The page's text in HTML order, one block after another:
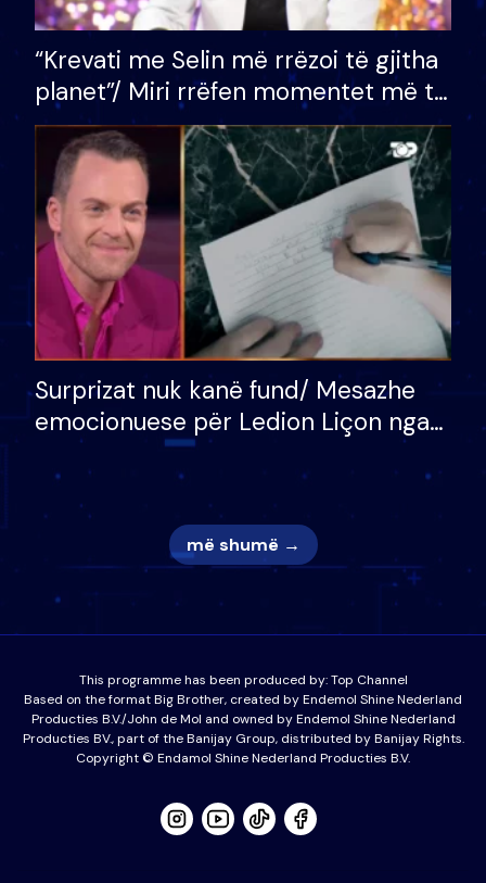
“Krevati me Selin më rrëzoi të gjitha
planet”/ Miri rrëfen momentet më të
bukura në shtëpinë e BB VIP: Do më
mungojë zilja e mëngjesit kur…
Surprizat nuk kanë fund/ Mesazhe
emocionuese për Ledion Liçon nga
nëna dhe fëmijët e tij, moderatori
nuk i mban dot lotët: Nuk meritoj…
më shumë →
This programme has been produced by:Top Channel
Based on the format Big Brother, created by Endemol Shine Nederland
Producties B.V./John de Mol and owned by Endemol Shine Nederland
Producties BV., part of the Banijay Group, distributed by Banijay Rights.
Copyright © Endamol Shine Nederland Producties B.V.